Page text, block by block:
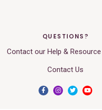
QUESTIONS?
Contact our Help &
Contact Us